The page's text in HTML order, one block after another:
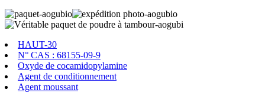
HAUT-30
N° CAS : 68155-09-9
Oxyde de cocamidopylamine
Agent de conditionnement
Agent moussant